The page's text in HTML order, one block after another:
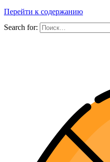
Перейти к содержанию
Search for: